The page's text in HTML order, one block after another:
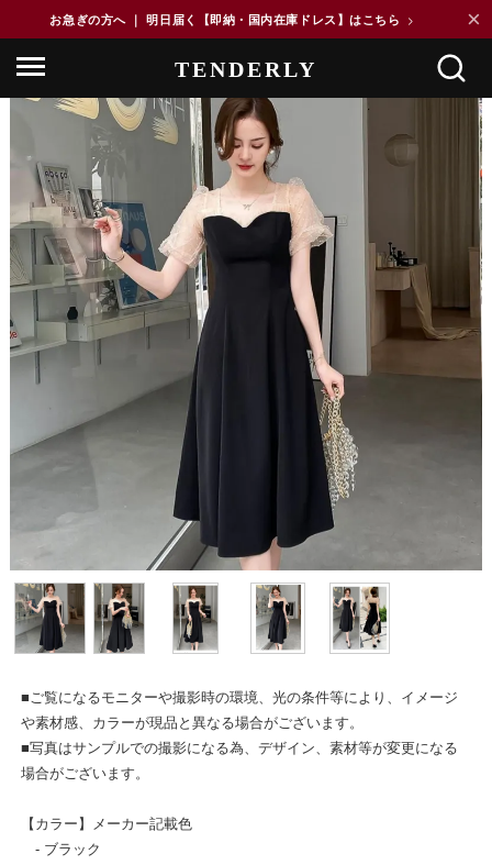
お急ぎの方へ ｜ 明日届く【即納・国内在庫ドレス】はこちら > ×
■ご覧になるモニターや撮影時の環境、光の条件等により、イメージ
や素材感、カラーが現品と異なる場合がございます。
■写真はサンプルでの撮影になる為、デザイン、素材等が変更になる
場合がございます。
【カラー】メーカー記載色
- ブラック